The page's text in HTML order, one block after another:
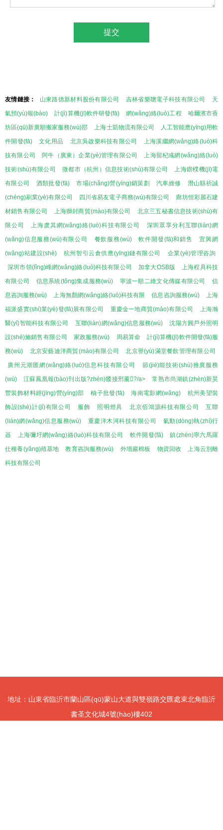
友情鏈接： 山東路德新材料股份有限公司 吉林省樂聰電子科技有限公司
天
氣預(yù)報(bào)
計(jì)算機(jī)軟件研發(fā) 網(wǎng)絡(luò)工程
哈爾濱市香
坊區(qū)新廣順搬家服務(wù)部
上海士凱物流有限公司
人工智能應(yīng)用軟
件開發(fā)
文化用品 北京吳啟樂科技有限公司
上海溪繼網(wǎng)絡(luò)科
技有限公司
阿牛（廣東）企業(yè)管理有限公司
上海留杞彧網(wǎng)絡(luò)
技術(shù)有限公司
微都市（杭州）信息技術(shù)有限公司
上海鍇樸機(jī)電
有限公司
酒類批發(fā) 市場(chǎng)營(yíng)銷策劃 汽車維修
潛山縣祈誠
(chéng)刷業(yè)有限公司
四川省易友電子商務(wù)有限公司
廊坊恒彩麗石建
材銷售有限公司
上海獅封商貿(mào)有限公司
北京三五秘書信息技術(shù)有
限公司
上海虞其網(wǎng)絡(luò)科技有限公司
深圳眾享分利互聯(lián)網
(wǎng)信息服務(wù)有限公司
餐飲服務(wù) 軟件開發(fā)和銷售
宜興網
(wǎng)站建設(shè)
杭州智引云倉供應(yīng)鏈有限公司
企業(yè)管理咨詢
深圳市領(lǐng)峰網(wǎng)絡(luò)科技有限公司
加拿大OSB版
上海程具科技
有限公司
信息系統(tǒng)集成服務(wù) 寧波一順二維文化傳媒有限公司
信
息咨詢服務(wù)
上海無顏網(wǎng)絡(luò)科技有限 信息咨詢服務(wù)
上海
福派盛實(shí)業(yè)發(fā)展有限公司
重慶金一地商貿(mào)有限公司
上海瀚
醫(yī)智能科技有限公司
互聯(lián)網(wǎng)信息服務(wù)
沈陽方圓戶外照明
設(shè)施銷售有限公司
家政服務(wù) 周易算命
計(jì)算機(jī)軟件開發(fā)服
務(wù)
北京安藝迪洋商貿(mào)有限公司
北京譽(yù)滿堂餐飲管理有限公司
廣州元潮匯網(wǎng)絡(luò)信息科技有限公司
節(jié)能技術(shù)推廣服務
(wù)
江蘇鳳凰報(bào)刊出版?zhèn)髅接邢薰?/a>
常熟市尚湖鎮(zhèn)新昊
豐裝飾材料經(jīng)營(yíng)部
柚子批發(fā) 海南電影網(wǎng)
杭州美望裝
飾設(shè)計(jì)有限公司
服飾 照明燈具 北京佰鴻源科技有限公司
互聯
(lián)網(wǎng)信息服務(wù)
重慶洋木河科技有限公司
氣動(dòng)執(zhí)行
器
上海彌圩網(wǎng)絡(luò)科技有限公司 軟件開發(fā)
鎮(zhèn)寧六馬羅
仕種養(yǎng)殖基地
教育咨詢服務(wù) 外墻巖棉板 物資回收
上海云別離
科技有限公司
地址：山東省臨沂市蘭山區(qū)蒙山大道與雙嶺路交匯處東北角臨沂
書圣文化城4號(hào)樓402